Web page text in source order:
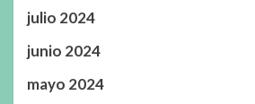
julio 2024
junio 2024
mayo 2024